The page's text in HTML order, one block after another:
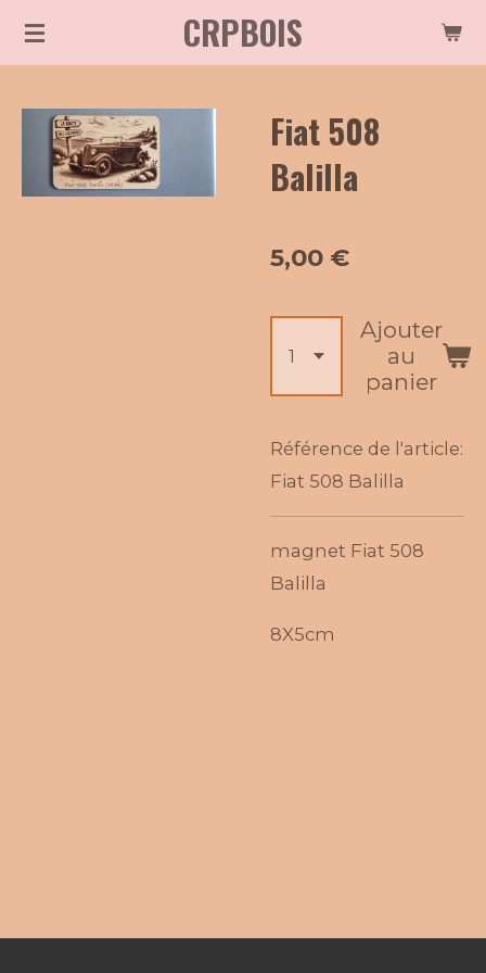
Passer
principal
CRPBOIS
Fiat 508
Balilla
5,00 €
Ajouter
au
panier
Référence de l'article:
Fiat 508 Balilla
magnet Fiat 508
Balilla
8X5cm